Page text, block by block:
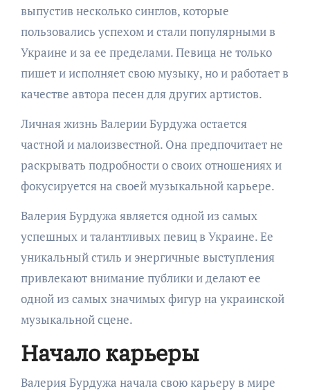
выпустив несколько синглов, которые
пользовались успехом и стали популярными в
Украине и за ее пределами. Певица не только
пишет и исполняет свою музыку, но и работает в
качестве автора песен для других артистов.
Личная жизнь Валерии Бурдужа остается
частной и малоизвестной. Она предпочитает не
раскрывать подробности о своих отношениях и
фокусируется на своей музыкальной карьере.
Валерия Бурдужа является одной из самых
успешных и талантливых певиц в Украине. Ее
уникальный стиль и энергичные выступления
привлекают внимание публики и делают ее
одной из самых значимых фигур на украинской
музыкальной сцене.
Начало карьеры
Валерия Бурдужа начала свою карьеру в мире